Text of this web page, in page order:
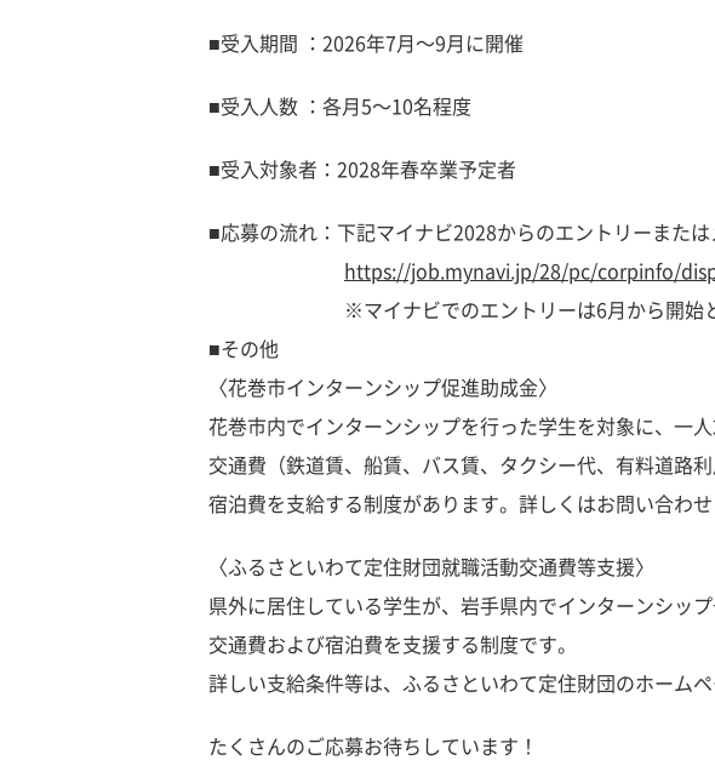
■受入期間 ：2026年7月～9月に開催
■受入人数 ：各月5～10名程度
■受入対象者：2028年春卒業予定者
■応募の流れ：下記マイナビ2028からのエントリーまた
https://job.mynavi.jp/28/pc/corpinfo/
※マイナビでのエントリーは6月から開始と
■その他
〈花巻市インターンシップ促進助成金〉
花巻市内でインターンシップを行った学生を対象に、一人
交通費（鉄道賃、船賃、バス賃、タクシー代、有料道路利
宿泊費を支給する制度があります。詳しくはお問い合わせ
〈ふるさといわて定住財団就職活動交通費等支援〉
県外に居住している学生が、岩手県内でインターンシッ
交通費および宿泊費を支援する制度です。
詳しい支給条件等は、ふるさといわて定住財団のホームペ
たくさんのご応募お待ちしています！